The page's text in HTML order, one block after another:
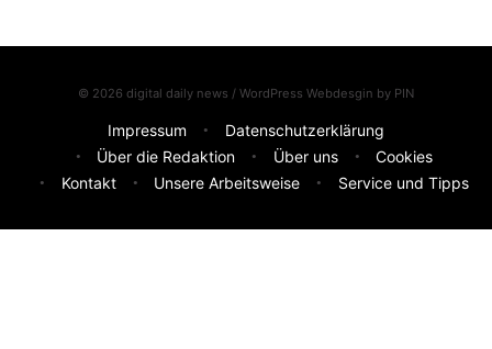
© 2026 digital daily news / WordPress Webdesgin by PIN
Impressum
Datenschutzerklärung
Über die Redaktion
Über uns
Cookies
Kontakt
Unsere Arbeitsweise Service und Tipps